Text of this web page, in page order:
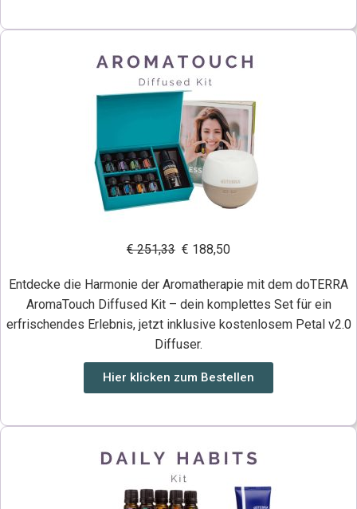
€ 251,33 € 188,50
Entdecke die Harmonie der Aromatherapie mit dem doTERRA
AromaTouch Diffused Kit – dein komplettes Set für ein
erfrischendes Erlebnis, jetzt inklusive kostenlosem Petal v2.0
Diffuser.
Hier klicken zum Bestellen